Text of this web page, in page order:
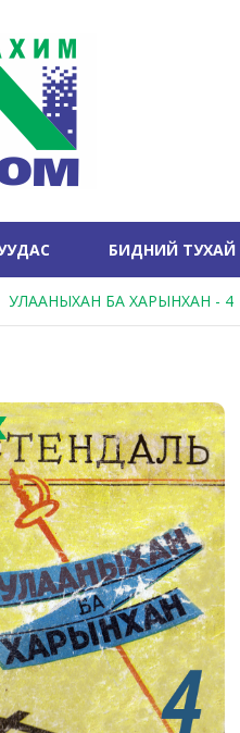
БИДНИЙ ТУХАЙ
УЛААНЫХАН БА ХАРЫНХАН - 4